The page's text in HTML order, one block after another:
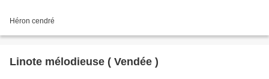
Héron cendré
Linote mélodieuse ( Vendée )